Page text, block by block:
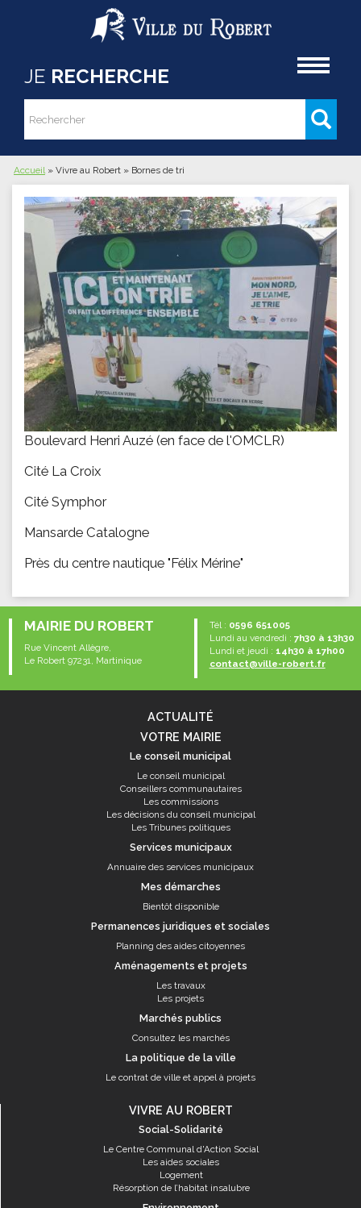
Aller au contenu principal
JE RECHERCHE
Formulaire de recherche
Rechercher
Vous êtes ici
Accueil » Vivre au Robert » Bornes de tri
Boulevard Henri Auzé (en face de l'OMCLR)
Cité La Croix
Cité Symphor
Mansarde Catalogne
Près du centre nautique "Félix Mérine"
MAIRIE DU ROBERT
Rue Vincent Allègre,
Le Robert 97231, Martinique
Tél : 0596 651005
Lundi au vendredi : 7h30 à 13h30
Lundi et jeudi : 14h30 à 17h00
contact@ville-robert.fr
ACTUALITÉ
VOTRE MAIRIE
Le conseil municipal
Le conseil municipal
Conseillers communautaires
Les commissions
Les décisions du conseil municipal
Les Tribunes politiques
Services municipaux
Annuaire des services municipaux
Mes démarches
Bientôt disponible
Permanences juridiques et sociales
Planning des aides citoyennes
Aménagements et projets
Les travaux
Les projets
Marchés publics
Consultez les marchés
La politique de la ville
Le contrat de ville et appel à projets
VIVRE AU ROBERT
Social-Solidarité
Le Centre Communal d'Action Social
Les aides sociales
Logement
Résorption de l’habitat insalubre